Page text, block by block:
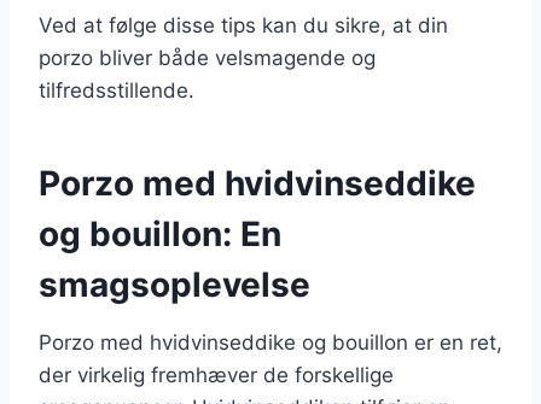
Ved at følge disse tips kan du sikre, at din
porzo bliver både velsmagende og
tilfredsstillende.
Porzo med hvidvinseddike
og bouillon: En
smagsoplevelse
Porzo med hvidvinseddike og bouillon er en ret,
der virkelig fremhæver de forskellige